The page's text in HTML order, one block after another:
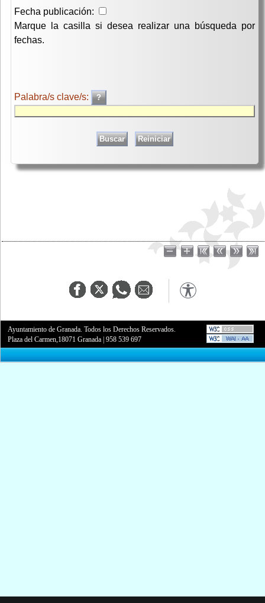
Fecha publicación:
Marque la casilla si desea realizar una búsqueda por
fechas.
Palabra/s clave/s:
Ayuntamiento de Granada. Todos los Derechos Reservados.
Plaza del Carmen,18071 Granada |958 539 697